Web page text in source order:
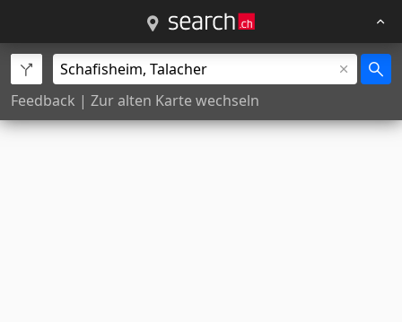
Feedback | Zur alten Karte wechseln